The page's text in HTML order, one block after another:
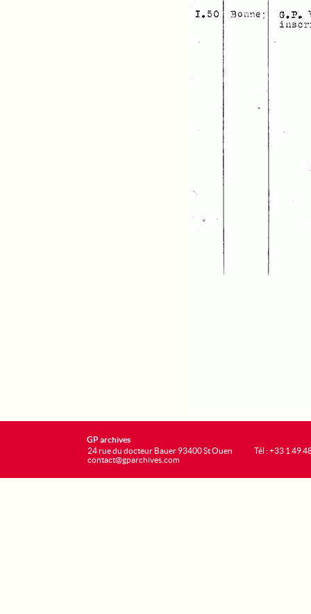
GP archives
24 rue du docteur Bauer 93400 St Ouen
contact@gparchives.com
Tél : +33 1 49